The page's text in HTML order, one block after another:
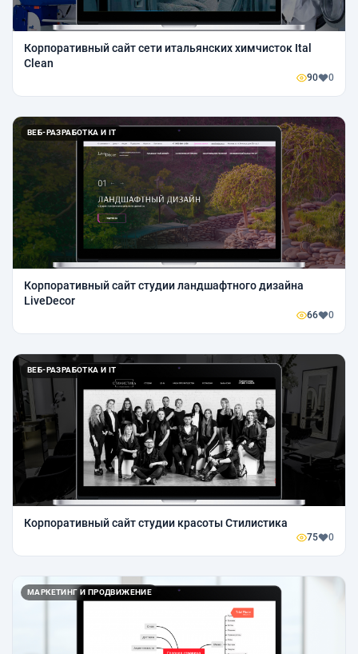
Корпоративный сайт сети итальянских химчисток Ital
Clean
90 0
ВЕБ-РАЗРАБОТКА И IT
Корпоративный сайт студии ландшафтного дизайна
LiveDecor
66 0
ВЕБ-РАЗРАБОТКА И IT
Корпоративный сайт студии красоты Стилистика
75 0
МАРКЕТИНГ И ПРОДВИЖЕНИЕ